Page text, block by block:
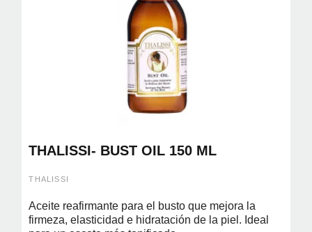
THALISSI- BUST OIL 150 ML
THALISSI
Aceite reafirmante para el busto que mejora la
firmeza, elasticidad e hidratación de la piel. Ideal